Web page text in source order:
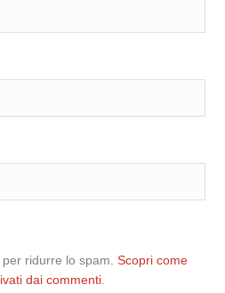
per ridurre lo spam.Scopri come
dai commenti